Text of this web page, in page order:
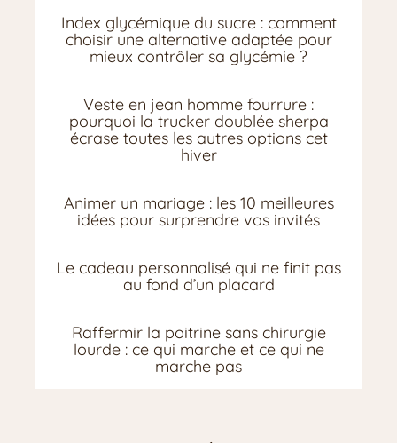
Index glycémique du sucre : comment
choisir une alternative adaptée pour
mieux contrôler sa glycémie ?
Veste en jean homme fourrure :
pourquoi la trucker doublée sherpa
écrase toutes les autres options cet
hiver
Animer un mariage : les 10 meilleures
idées pour surprendre vos invités
Le cadeau personnalisé qui ne finit pas
au fond d’un placard
Raffermir la poitrine sans chirurgie
lourde : ce qui marche et ce qui ne
marche pas